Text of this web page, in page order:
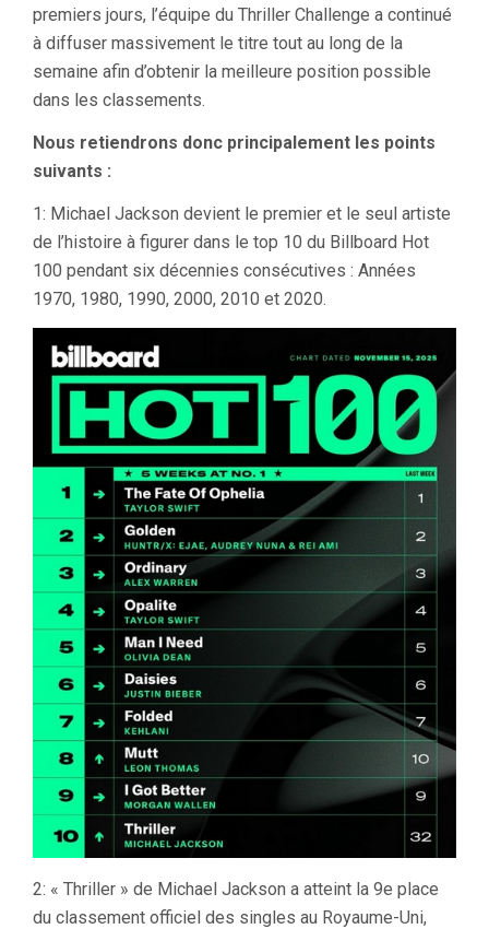
premiers jours, l’équipe du Thriller Challenge a continué
à diffuser massivement le titre tout au long de la
semaine afin d’obtenir la meilleure position possible
dans les classements.
Nous retiendrons donc principalement les points
suivants :
1: Michael Jackson devient le premier et le seul artiste
de l’histoire à figurer dans le top 10 du Billboard Hot
100 pendant six décennies consécutives : Années
1970, 1980, 1990, 2000, 2010 et 2020.
2: « Thriller » de Michael Jackson a atteint la 9e place
du classement officiel des singles au Royaume-Uni,